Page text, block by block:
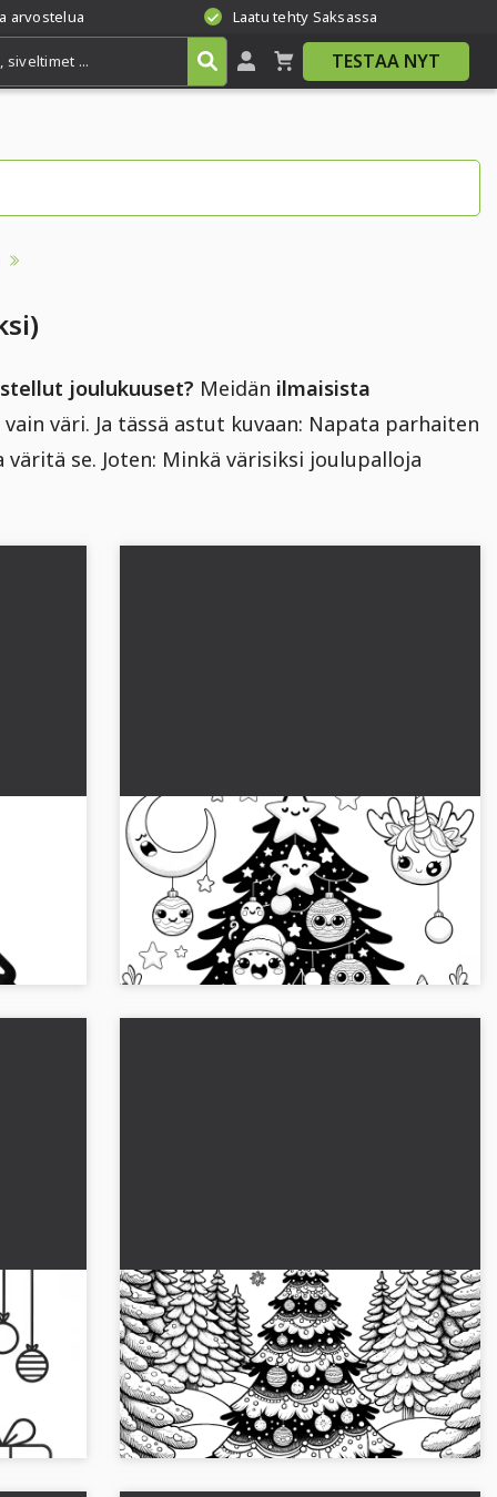
arvostelua Laatu tehty Saksassa
TESTAA NYT
joulukuuset? Meidän ilmaisista
väri. Ja tässä astut kuvaan: Napata parhaiten
väritä se. Joten: Minkä värisiksi joulupalloja
Jouluisen kuusen kuvitus eläimillä
maalattavaksi
Odotapa jouluista kuusipuuta söpöjen eläinten
kanssa värityskuvaksi. 🎄 Lataa kuva
ilmaiseksi....
aihe
Joulukuusi koristeltu joulupalloilla
(värityskuva)
Kaunis, koristeltu joulukuusi joulupalloineen
värityskuvana. 🎄 Lataa kuva ilmaiseksi....